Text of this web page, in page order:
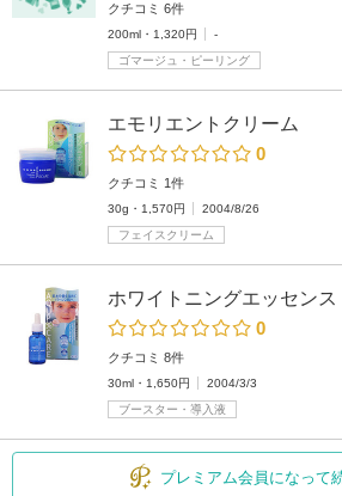
クチコミ 6件
200ml・1,320円
-
ゴマージュ・ピーリング
エモリエントクリーム
0
クチコミ 1件
30g・1,570円
2004/8/26
フェイスクリーム
ホワイトニングエッセンス
0
クチコミ 8件
30ml・1,650円
2004/3/3
ブースター・導入液
プレミアム会員になって